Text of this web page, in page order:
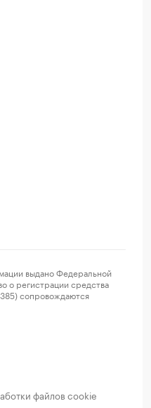
выдано Федеральной
о регистрации средства
сопровождаются
файлов cookie